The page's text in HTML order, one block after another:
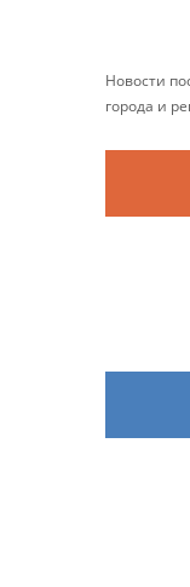
Новости
города и